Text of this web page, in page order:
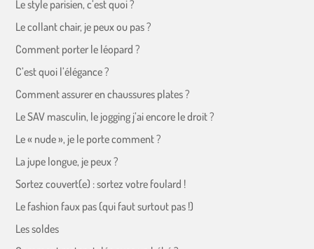
Le style parisien, c’est quoi ?
Le collant chair, je peux ou pas ?
Comment porter le léopard ?
C’est quoi l’élégance ?
Comment assurer en chaussures plates ?
Le SAV masculin, le jogging j’ai encore le droit ?
Le « nude », je le porte comment ?
La jupe longue, je peux ?
Sortez couvert(e) : sortez votre foulard !
Le fashion faux pas (qui faut surtout pas !)
Les soldes